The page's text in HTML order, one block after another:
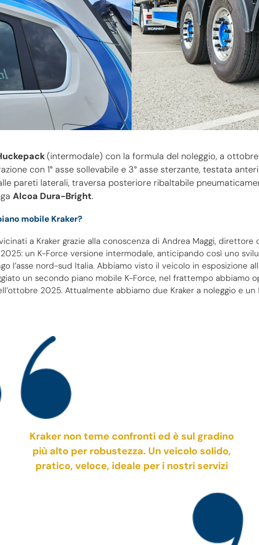
(intermodale) con la formula del noleggio, a
con 1° asse sollevabile e 3° asse sterzante, testata
pareti laterali, traversa posteriore ribaltabile
Alcoa Dura-Bright.
mobile Kraker?
a Kraker grazie alla conoscenza di Andrea Maggi,
un K-Force versione intermodale, anticipando così uno
l’asse nord-sud Italia. Abbiamo visto il veicolo in esposizione
un secondo piano mobile K-Force, nel frattempo abbiamo
2025. Attualmente abbiamo due Kraker a noleggio e un
Kraker non teme confronti ed è sul gradino
più alto per robustezza. Un veicolo solido,
pratico, veloce, ideale per i nostri servizi